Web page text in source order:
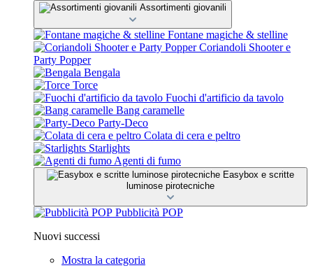
Assortimenti giovanili
Fontane magiche & stelline
Coriandoli Shooter e
Party Popper
Bengala
Torce
Fuochi d'artificio da tavolo
Bang caramelle
Party-Deco
Colata di cera e peltro
Starlights
Agenti di fumo
Easybox e scritte
luminose pirotecniche
Pubblicità POP
Nuovi successi
Mostra la categoria